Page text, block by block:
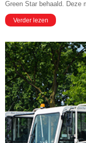
Green Star behaald. Deze
Verder lezen